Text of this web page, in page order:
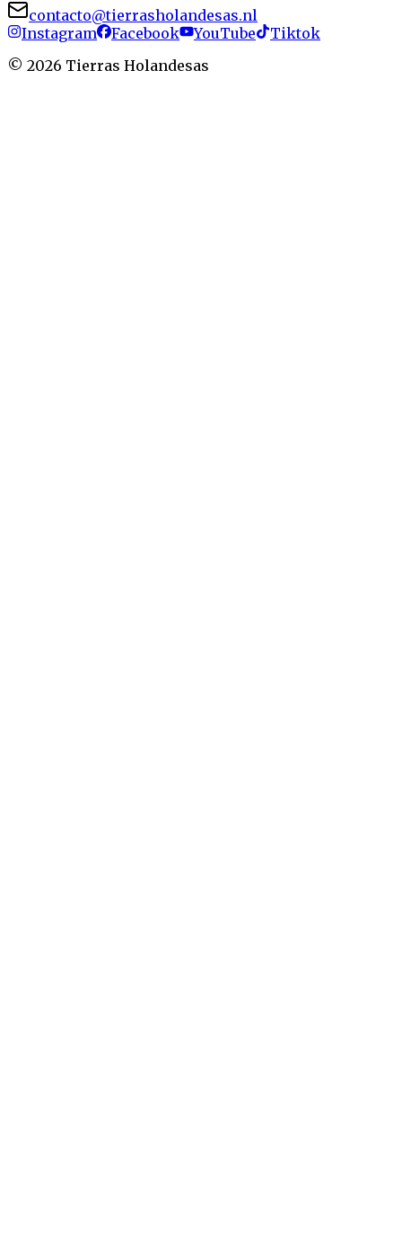
contacto@tierrasholandesas.nl
Instagram
Facebook YouTube
Tiktok
© 2026 Tierras Holandesas